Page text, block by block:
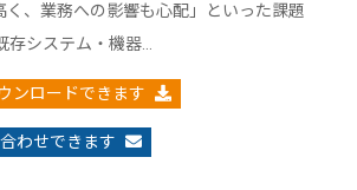
く、業務への影響も心配」といった課題
存システム・機器…
ンロードできます
わせできます